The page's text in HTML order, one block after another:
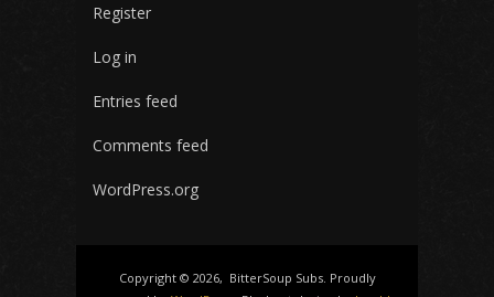
Register
Log in
Entries feed
Comments feed
WordPress.org
Copyright © 2026, ‎ BitterSoup Subs. Proudly